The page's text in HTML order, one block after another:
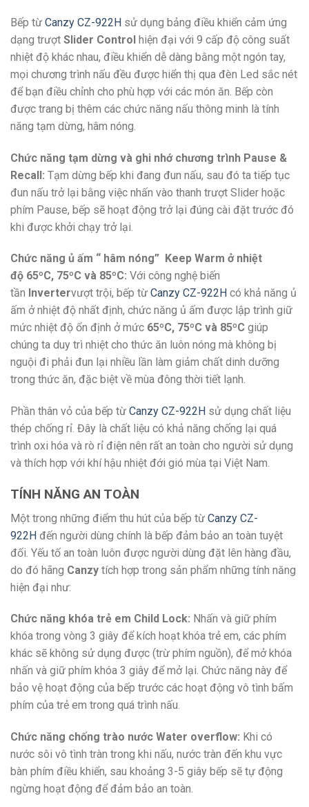
Bếp từ Canzy CZ-922H sử dụng bảng điều khiển cảm ứng
dạng trượt Slider Control hiện đại với 9 cấp độ công suất
nhiệt độ khác nhau, điều khiển dễ dàng bằng một ngón tay,
mọi chương trình nấu đều được hiển thị qua đèn Led sắc nét
để bạn điều chỉnh cho phù hợp với các món ăn. Bếp còn
được trang bị thêm các chức năng nấu thông minh là tính
năng tạm dừng, hâm nóng.
Chức năng tạm dừng và ghi nhớ chương trình Pause &
Recall: Tạm dừng bếp khi đang đun nấu, sau đó ta tiếp tục
đun nấu trở lại bằng việc nhấn vào thanh trượt Slider hoặc
phím Pause, bếp sẽ hoạt động trở lại đúng cài đặt trước đó
khi được khởi chạy trở lại.
Chức năng ủ ấm “ hâm nóng” Keep Warm ở nhiệt
độ 65ºC, 75ºC và 85ºC: Với công nghệ biến
tần Invertervượt trội, bếp từ Canzy CZ-922H có khả năng ủ
ấm ở nhiệt độ nhất định, chức năng ủ ấm được lập trình giữ
mức nhiệt độ ổn định ở mức 65ºC, 75ºC và 85ºC giúp
chúng ta duy trì nhiệt cho thức ăn luôn nóng mà không bị
nguội đi phải đun lại nhiều lần làm giảm chất dinh dưỡng
trong thức ăn, đặc biệt về mùa đông thời tiết lạnh.
Phần thân vỏ của bếp từ Canzy CZ-922H sử dụng chất liệu
thép chống rỉ. Đây là chất liệu có khả năng chống lại quá
trình oxi hóa và rò rỉ điện nên rất an toàn cho người sử dụng
và thích hợp với khí hậu nhiệt đới gió mùa tại Việt Nam.
TÍNH NĂNG AN TOÀN
Một trong những điểm thu hút của bếp từ Canzy CZ-
922H đến người dùng chính là bếp đảm bảo an toàn tuyệt
đối. Yếu tố an toàn luôn được người dùng đặt lên hàng đầu,
do đó hãng Canzy tích hợp trong sản phẩm những tính năng
hiện đại như:
Chức năng khóa trẻ em Child Lock: Nhấn và giữ phím
khóa trong vòng 3 giây để kích hoạt khóa trẻ em, các phím
khác sẽ không sử dụng được (trừ phím nguồn), để mở khóa
nhấn và giữ phím khóa 3 giây để mở lại. Chức năng này để
bảo vệ hoạt động của bếp trước các hoạt động vô tình bấm
phím của trẻ em trong quá trình nấu.
Chức năng chống trào nước Water overflow: Khi có
nước sôi vô tình tràn trong khi nấu, nước tràn đến khu vực
bàn phím điều khiển, sau khoảng 3-5 giây bếp sẽ tự động
ngừng hoạt động để đảm bảo an toàn.